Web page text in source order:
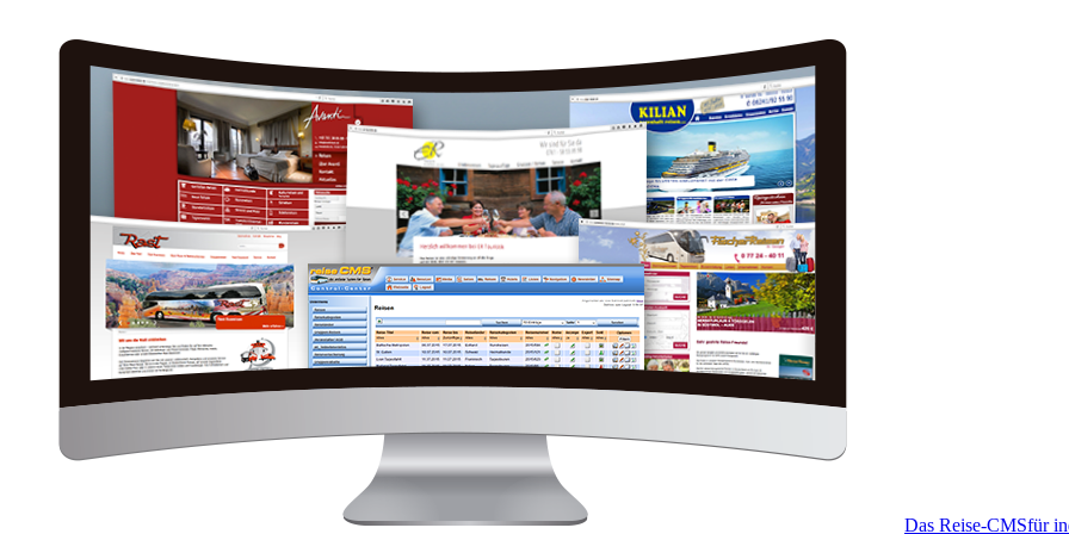
Das Reise-CMSfür